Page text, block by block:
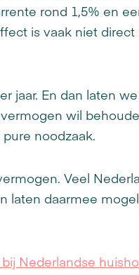
rond 1,5% en
is vaak niet direct
jaar. En dan laten
wil
noodzaak.
Veel
laten daarmee
Nederlandse